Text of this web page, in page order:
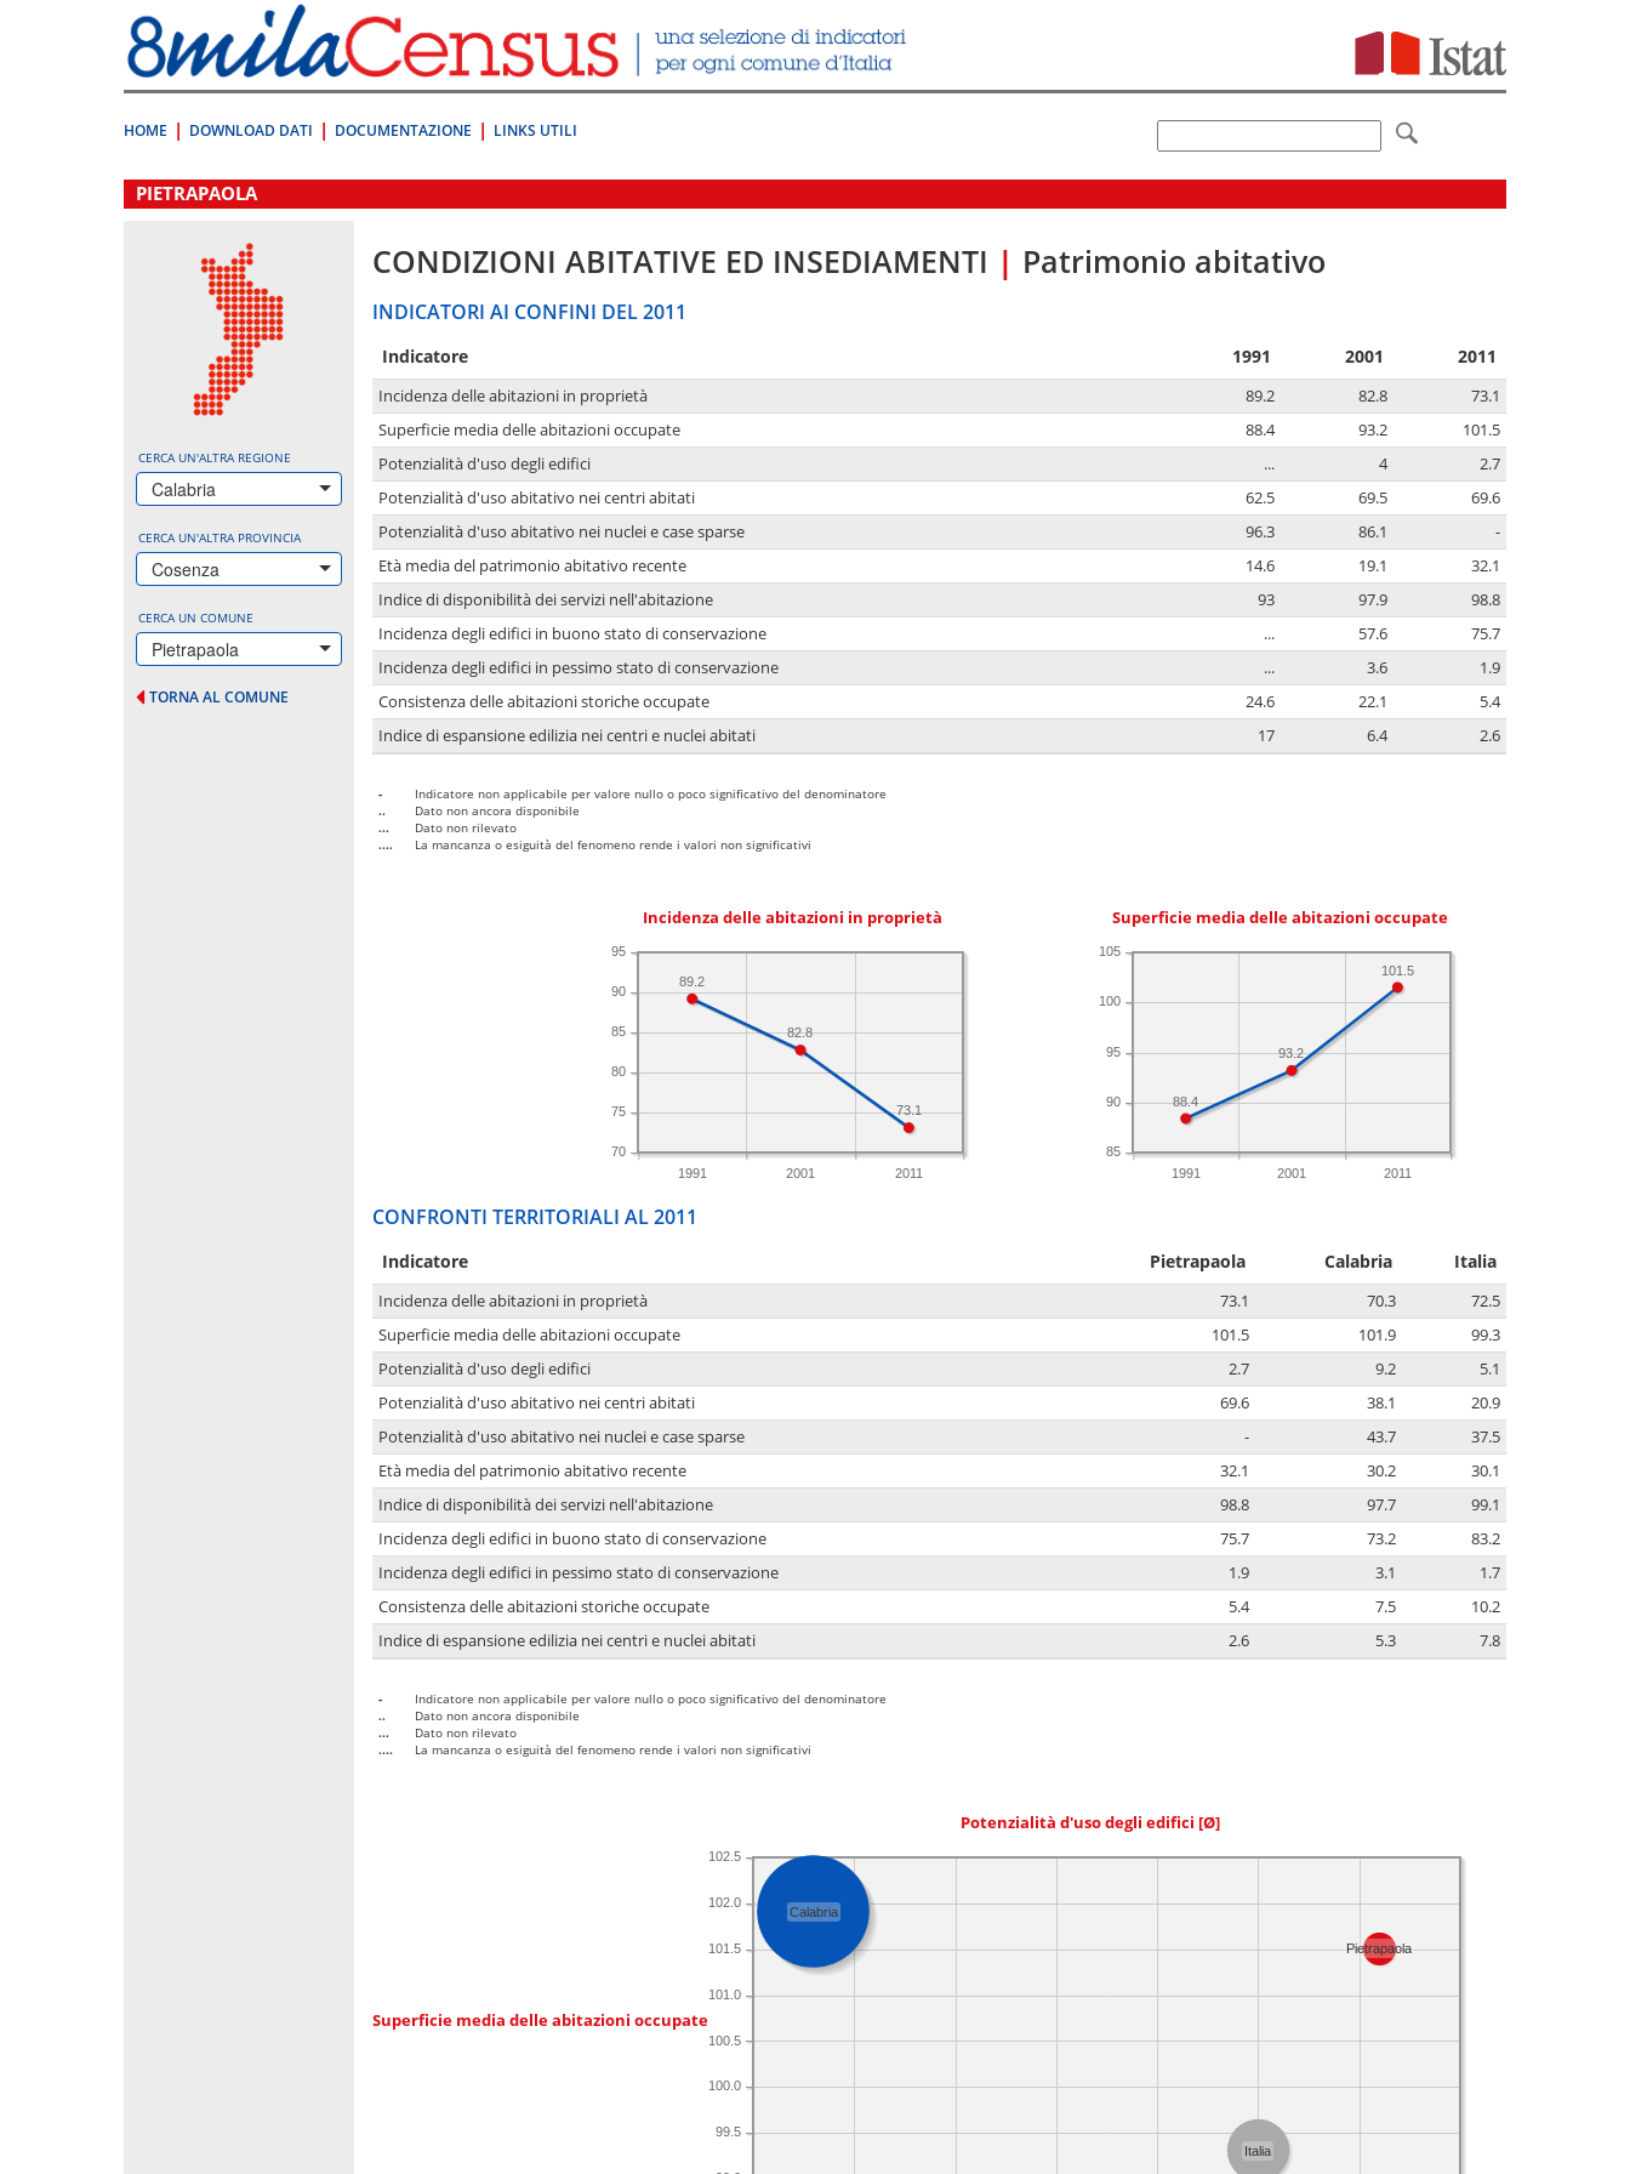
direttamente
a:
Contenuto
HOME DOWNLOAD DATI DOCUMENTAZIONE LINKS UTILI
.
PIETRAPAOLA
CERCA UN'ALTRA REGIONE
Calabria
CERCA UN'ALTRA PROVINCIA
Cosenza
CERCA UN COMUNE
Pietrapaola
TORNA AL COMUNE
CONDIZIONI ABITATIVE ED INSEDIAMENTI | Patrimonio abitativo
INDICATORI AI CONFINI DEL 2011
Indicatore 1991 2001 2011
Incidenza delle abitazioni in proprietà 89.2 82.8
73.1
Superficie media delle abitazioni occupate
88.4 93.2
101.5
Potenzialità d'uso degli edifici
... 4
2.7
Potenzialità d'uso abitativo nei centri abitati
62.5 69.5
69.6
Potenzialità d'uso abitativo nei nuclei e case sparse
96.3 86.1
-
Età media del patrimonio abitativo recente
14.6 19.1
32.1
Indice di disponibilità dei servizi nell'abitazione
93 97.9
98.8
Incidenza degli edifici in buono stato di conservazione
... 57.6
75.7
Incidenza degli edifici in pessimo stato di conservazione
... 3.6
1.9
Consistenza delle abitazioni storiche occupate
24.6 22.1
5.4
Indice di espansione edilizia nei centri e nuclei abitati
17 6.4 2.6
-
Indicatore non applicabile per valore nullo o poco significativo del denominatore
..
Dato non ancora disponibile
...
Dato non rilevato
....
La mancanza o esiguità del fenomeno rende i valori non significativi
Incidenza delle abitazioni in proprietà
1991 2001 2011
70
75
80
85
90
95
73.1
82.8
89.2
Superficie media delle abitazioni occupate
1991 2001 2011
85
90
95
100
105
101.5
93.2
88.4
CONFRONTI TERRITORIALI AL 2011
Indicatore Pietrapaola Calabria Italia
Incidenza delle abitazioni in proprietà 73.1 70.3
72.5
Superficie media delle abitazioni occupate
101.5 101.9
99.3
Potenzialità d'uso degli edifici
2.7 9.2
5.1
Potenzialità d'uso abitativo nei centri abitati
69.6 38.1
20.9
Potenzialità d'uso abitativo nei nuclei e case sparse
- 43.7
37.5
Età media del patrimonio abitativo recente
32.1 30.2
30.1
Indice di disponibilità dei servizi nell'abitazione
98.8 97.7
99.1
Incidenza degli edifici in buono stato di conservazione
75.7 73.2
83.2
Incidenza degli edifici in pessimo stato di conservazione
1.9 3.1
1.7
Consistenza delle abitazioni storiche occupate
5.4 7.5
10.2
Indice di espansione edilizia nei centri e nuclei abitati
2.6 5.3 7.8
-
Indicatore non applicabile per valore nullo o poco significativo del denominatore
..
Dato non ancora disponibile
...
Dato non rilevato
....
La mancanza o esiguità del fenomeno rende i valori non significativi
Potenzialità d'uso degli edifici [Ø]
Superficie media delle abitazioni occupate
99.5
100.0
100.5
101.0
101.5
102.0
102.5
Calabria
Italia
Pietrapaola